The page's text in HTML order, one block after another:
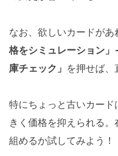
なお、欲しいカードがあ
格をシミュレーション
庫チェック」 を押せば、
特にちょっと古いカー
きく価格を抑えられる。
組めるか試してみよう！